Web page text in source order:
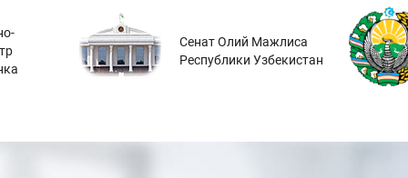
Сенат Олий Мажлиса
Республики Узбекистан